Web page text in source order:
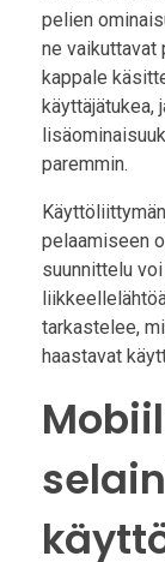
pelien
ne vaikuttavat
kappale
käyttäjätukea,
paremmin.
pelaamiseen
suunnittelu
tarkastelee,
haastavat